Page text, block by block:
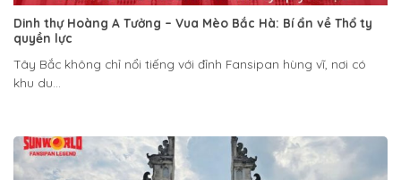
Dinh thự Hoàng A Tưởng – Vua Mèo Bắc Hà: Bí ẩn về Thổ ty
quyền lực
Tây Bắc không chỉ nổi tiếng với đỉnh Fansipan hùng vĩ, nơi có
khu du...